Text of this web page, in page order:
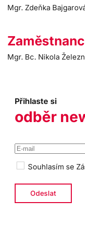
Mgr. Zdeňka
Mgr. Bc. Nikola
Přihlaste si
odběr
Souhlasím se